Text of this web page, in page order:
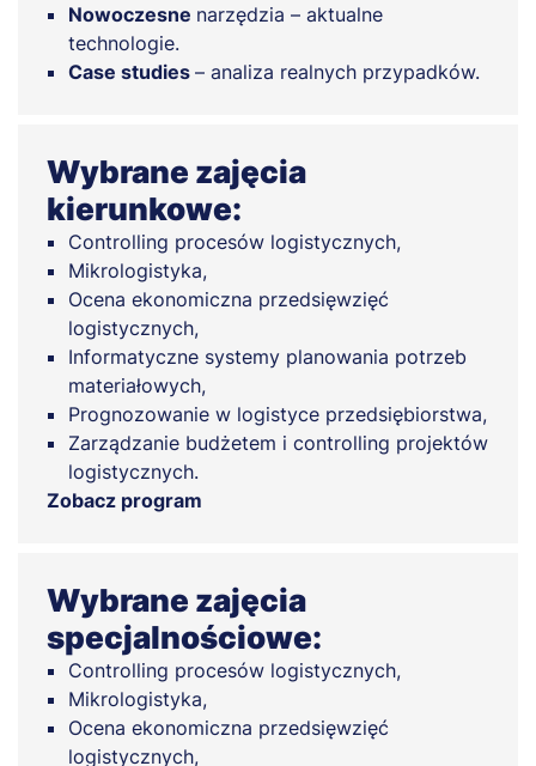
Nowoczesne narzędzia – aktualne
technologie.
Case studies – analiza realnych przypadków.
Wybrane zajęcia
kierunkowe:
Controlling procesów logistycznych,
Mikrologistyka,
Ocena ekonomiczna przedsięwzięć
logistycznych,
Informatyczne systemy planowania potrzeb
materiałowych,
Prognozowanie w logistyce przedsiębiorstwa,
Zarządzanie budżetem i controlling projektów
logistycznych.
Zobacz program
Wybrane zajęcia
specjalnościowe:
Controlling procesów logistycznych,
Mikrologistyka,
Ocena ekonomiczna przedsięwzięć
logistycznych,